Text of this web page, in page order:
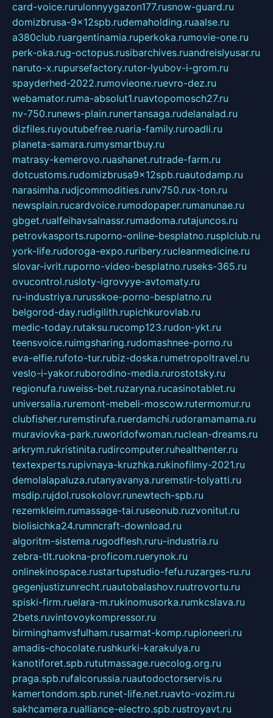
card-voice.rurulonnyygazon177.rusnow-guard.ru
domizbrusa-9x12spb.rudemaholding.ruaalse.ru
a380club.ruargentinamia.ruperkoka.rumovie-one.ru
perk-oka.rug-octopus.rusibarchives.ruandreislyusar.ru
naruto-x.rupursefactory.rutor-lyubov-i-grom.ru
spayderhed-2022.rumovieone.ruevro-dez.ru
webamator.ruma-absolut1.ruavtopomosch27.ru
nv-750.runews-plain.runertansaga.rudelanalad.ru
dizfiles.ruyoutubefree.ruaria-family.ruroadli.ru
planeta-samara.rumysmartbuy.ru
matrasy-kemerovo.ruashanet.rutrade-farm.ru
dotcustoms.rudomizbrusa9x12spb.ruautodamp.ru
narasimha.rudjcommodities.runv750.rux-ton.ru
newsplain.rucardvoice.rumodopaper.rumanunae.ru
gbget.rualfeihavsalnassr.rumadoma.rutajuncos.ru
petrovkasports.ruporno-online-besplatno.rusplclub.ru
york-life.rudoroga-expo.ruribery.rucleanmedicine.ru
slovar-ivrit.ruporno-video-besplatno.ruseks-365.ru
ovucontrol.rusloty-igrovyye-avtomaty.ru
ru-industriya.rurusskoe-porno-besplatno.ru
belgorod-day.rudigilith.rupichkurovlab.ru
medic-today.rutaksu.rucomp123.rudon-ykt.ru
teensvoice.ruimgsharing.rudomashnee-porno.ru
eva-elfie.rufoto-tur.rubiz-doska.rumetropoltravel.ru
veslo-i-yakor.ruborodino-media.rurostotsky.ru
regionufa.ruweiss-bet.ruzaryna.rucasinotablet.ru
universalia.ruremont-mebeli-moscow.rutermomur.ru
clubfisher.ruremstirufa.ruerdamchi.rudoramamama.ru
muraviovka-park.ruworldofwoman.ruclean-dreams.ru
arkrym.rukristinita.rudircomputer.ruhealthenter.ru
textexperts.rupivnaya-kruzhka.rukinofilmy-2021.ru
demolalapaluza.rutanyavanya.ruremstir-tolyatti.ru
msdip.rujdol.rusokolovr.runewtech-spb.ru
rezemkleim.rumassage-tai.ruseonub.ruzvonitut.ru
biolisichka24.rumncraft-download.ru
algoritm-sistema.rugodflesh.ruru-industria.ru
zebra-tlt.ruokna-proficom.ruerynok.ru
onlinekinospace.rustartupstudio-fefu.ruzarges-ru.ru
gegenjustizunrecht.ruautobalashov.ruutrovortu.ru
spiski-firm.ruelara-m.rukinomusorka.rumkcslava.ru
2bets.ruvintovoykompressor.ru
birminghamvsfulham.rusarmat-komp.rupioneeri.ru
amadis-chocolate.rushkurki-karakulya.ru
kanotiforet.spb.rututmassage.ruecolog.org.ru
praga.spb.rufalcorussia.ruautodoctorservis.ru
kamertondom.spb.runet-life.net.ruavto-vozim.ru
sakhcamera.rualliance-electro.spb.rustroyavt.ru